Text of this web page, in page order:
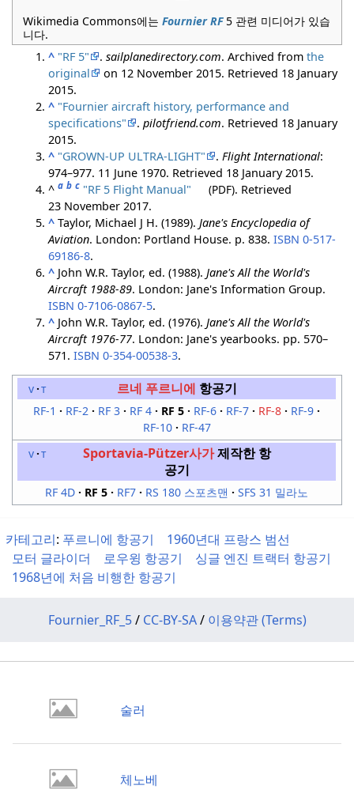
Wikimedia Commons에는 Fournier RF5 관련 미디어가 있습
니다.
^ "RF 5" .sailplanedirectory.com. Archived fromthe
original
on 12 November 2015. Retrieved 18 January
2015.
^ "Fournier aircraft history, performance and
specifications"
.pilotfriend.com. Retrieved 18 January
2015.
^ "GROWN-UP ULTRA-LIGHT" .Flight International:
974–977. 11 June 1970. Retrieved 18 January2015.
^a b c "RF 5 Flight Manual" (PDF). Retrieved
23 November 2017.
^ Taylor, Michael J H. (1989).Jane's Encyclopedia of
Aviation. London: Portland House. p. 838.ISBN 0-517-
69186-8.
^ John W.R. Taylor, ed. (1988).Jane's All the World's
Aircraft 1988-89. London: Jane's Information Group.
ISBN 0-7106-0867-5.
^ John W.R. Taylor, ed. (1976).Jane's All the World's
Aircraft 1976-77. London: Jane's yearbooks. pp. 570–
571.ISBN 0-354-00538-3.
v t 르네 푸르니에 항공기
RF-1 RF-2 RF 3 RF 4 RF 5 RF-6 RF-7 RF-8
RF-9
RF-10
RF-47
v t Sportavia-Pützer사가제작한 항
공기
RF 4D RF 5 RF7 RS 180 스포츠맨 SFS 31 밀라노
카테고리: 푸르니에 항공기
1960년대 프랑스 범선
모터 글라이더
로우윙 항공기
싱글 엔진 트랙터 항공기
1968년에 처음 비행한 항공기
Fournier_RF_5/ CC-BY-SA/ 이용약관 (Terms)
술러
체노베